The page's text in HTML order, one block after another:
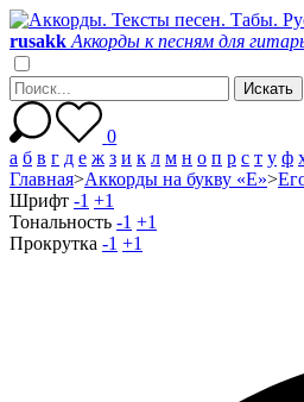
rusakk Аккорды к песням для
0
а б в г д е ж з и к л м н о п р с т у ф
Главная>Аккорды на букву «Е»>
Шрифт -1 +1
Тональность -1 +1
Прокрутка -1 +1